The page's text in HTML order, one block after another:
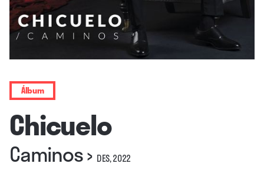
Álbum
Chicuelo
Caminos› DES, 2022